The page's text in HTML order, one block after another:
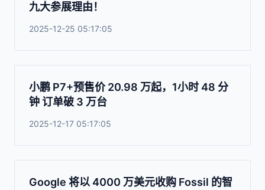
九大参展理由！
2025-12-25 05:17:05
小鹏 P7+预售价 20.98 万起，1小时 48 分
钟 订单破 3 万台
2025-12-17 05:17:05
Google 将以 4000 万美元收购 Fossil 的智